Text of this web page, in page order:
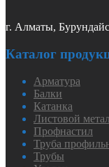
г. Алматы,
Каталог
Арматура
Балки
Катанка
Листовой
Профнастил
Труба
Трубы